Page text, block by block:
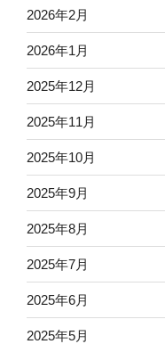
2026年2月
2026年1月
2025年12月
2025年11月
2025年10月
2025年9月
2025年8月
2025年7月
2025年6月
2025年5月